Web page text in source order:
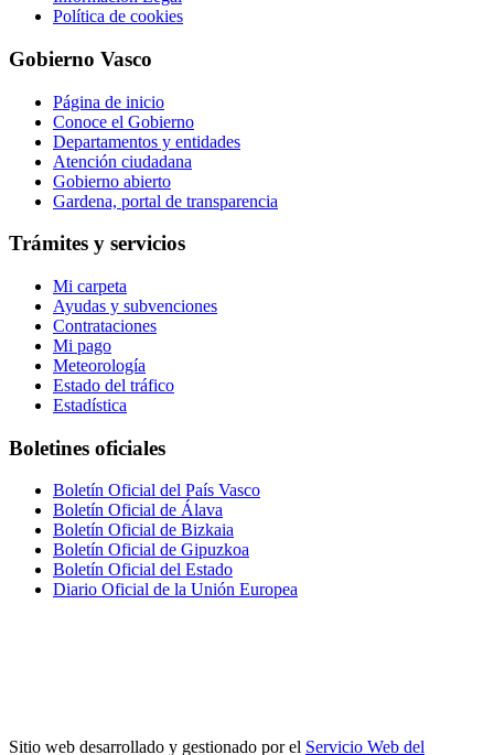
Política de cookies
Gobierno Vasco
Página de inicio
Conoce el Gobierno
Departamentos y entidades
Atención ciudadana
Gobierno abierto
Gardena, portal de transparencia
Trámites y servicios
Mi carpeta
Ayudas y subvenciones
Contrataciones
Mi pago
Meteorología
Estado del tráfico
Estadística
Boletines oficiales
Boletín Oficial del País Vasco
Boletín Oficial de Álava
Boletín Oficial de Bizkaia
Boletín Oficial de Gipuzkoa
Boletín Oficial del Estado
Diario Oficial de la Unión Europea
Sitio web desarrollado y gestionado por el Servicio Web del